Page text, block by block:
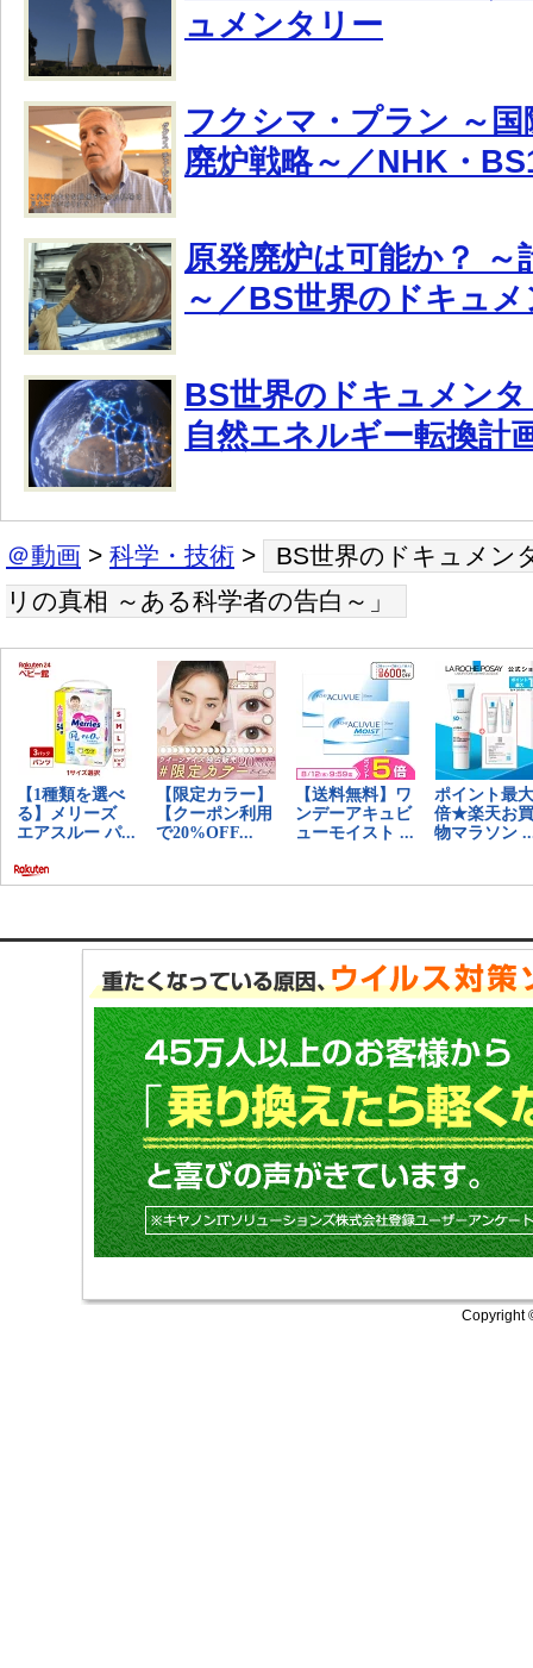
ュメンタリー
フクシマ・プラン ～
廃炉戦略～／NHK・
原発廃炉は可能か？ ～
～／BS世界のドキュ
BS世界のドキュメン
自然エネルギー転換計
＠動画 > 科学・技術 >
BS世界のドキュメン
リの真相 ～ある科学者の告白～」
Copyright